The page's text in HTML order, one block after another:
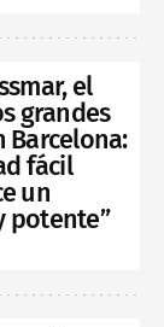
el
grandes
Barcelona:
fácil
un
potente”